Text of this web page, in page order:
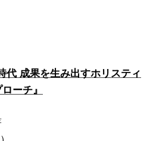
代 成果を生み出すホリスティ
ーチ』